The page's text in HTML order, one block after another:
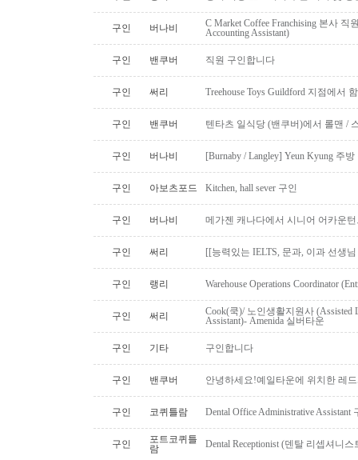
구인 버나비
C Market Coffee Franchising 본사 직
Accounting Assistant)
구인 밴쿠버 직원 구인합니다
구인 써리 Treehouse Toys Guildford 지점에서
구인 밴쿠버 텐타츠 일식당 (밴쿠버)에서 롤맨 /
구인 버나비 [Burnaby / Langley] Yeun Kyung 주
구인 아보츠포드 Kitchen, hall sever 구인
구인 버나비 메가젠 캐나다에서 시니어 어카운
구인 써리 [[능력있는 IELTS, 문과, 이과 선생
구인 랭리 Warehouse Operations Coordinator
구인 써리
Cook(쿡)/ 노인생활지원사 (Assisted
Assistant)- Amenida 실버타운
구인 기타 구인합니다
구인 밴쿠버 안녕하세요!예일타운에 위치한 레
구인 코퀴틀람 Dental Office Administrative Assistant
구인
포트코퀴틀
람
Dental Receptionist (덴탈 리셉셔니